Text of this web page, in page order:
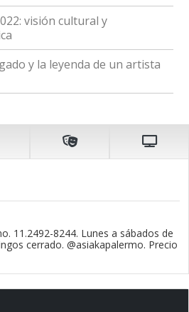
visión cultural y
y la leyenda de un artista
11.2492-8244. Lunes a sábados de
cerrado. @asiakapalermo. Precio